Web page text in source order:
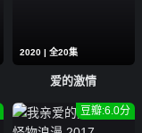
2020 | 全20集
爱的激情
豆瓣:6.0分